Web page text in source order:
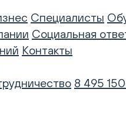
Специалисты
Социальная
Контакты
8 495